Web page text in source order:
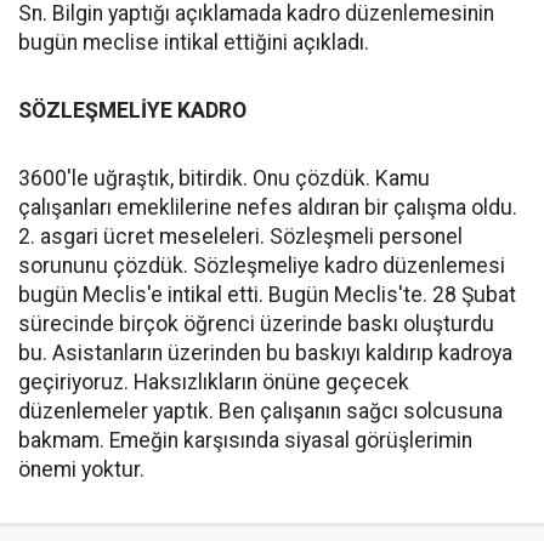
Sn. Bilgin yaptığı açıklamada kadro düzenlemesinin
bugün meclise intikal ettiğini açıkladı.
SÖZLEŞMELİYE KADRO
3600'le uğraştık, bitirdik. Onu çözdük. Kamu
çalışanları emeklilerine nefes aldıran bir çalışma oldu.
2. asgari ücret meseleleri. Sözleşmeli personel
sorununu çözdük. Sözleşmeliye kadro düzenlemesi
bugün Meclis'e intikal etti. Bugün Meclis'te. 28 Şubat
sürecinde birçok öğrenci üzerinde baskı oluşturdu
bu. Asistanların üzerinden bu baskıyı kaldırıp kadroya
geçiriyoruz. Haksızlıkların önüne geçecek
düzenlemeler yaptık. Ben çalışanın sağcı solcusuna
bakmam. Emeğin karşısında siyasal görüşlerimin
önemi yoktur.